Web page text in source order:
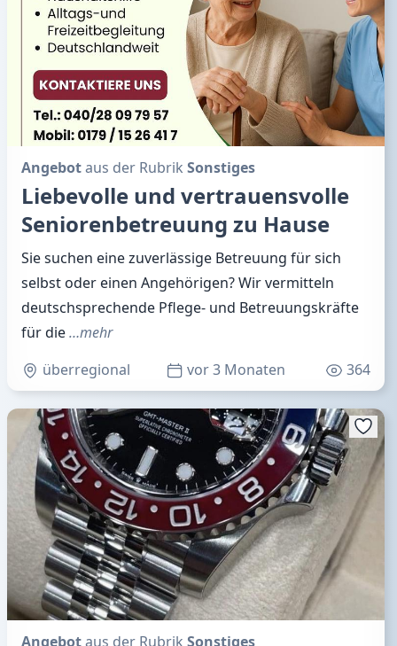
Angebotaus der Rubrik Sonstiges
Liebevolle und vertrauensvolle
Seniorenbetreuung zu Hause
Sie suchen eine zuverlässige Betreuung für sich
selbst oder einen Angehörigen? Wir vermitteln
deutschsprechende Pflege- und Betreuungskräfte
für die…mehr
überregional
vor 3 Monaten 364
Angebotaus der Rubrik Sonstiges